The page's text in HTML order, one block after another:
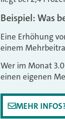
Beispiel: Was
Eine Erhöhung
einem
Wer im Monat
einen eigenen
MEHR